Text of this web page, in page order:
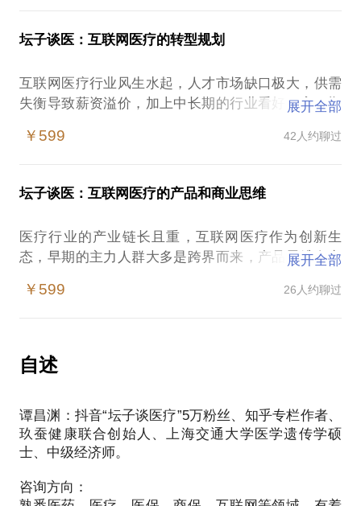
我们先来对比下中美医改模式：
用改革的办法在破除以药养医、完善医保支付制度、
开展分级诊疗等方面迈出更大步伐。
美国“3P”模式：整合患者（Patient）、医生及医疗机
动机制，市场面讲的是如何借助医药、医保的方式来
变现医疗资源，以商业化的形式让“利益输送”转变
成“阳光化收入”，达到“合法收入、多方共赢”的新生态
系统，这就是国家政策导向上的“顶层设计”。
1、医疗改革：区域医疗信息化、互联网医疗、互联网
医院、慢病管理等。
流、DTP药房等。
3、医疗保险：医保控费、支付方式改革、DRG、DIP
坛子谈医：互联网医疗的转型规划
互联网医疗行业风生水起，人才市场缺口极大，供需
失衡导致薪资溢价，加上中长期的行业看好，窗口期
传统行业人才：想转型互联网、大健康，针对岗位要
求的“互联网”背景，如何转型？如何在现有的知识结
点？
互联网行业人才：想转型互联网医疗，针对岗位要求
的“医疗”背景，如何短平快的补足行业知识短板？
猎聘专家、互联网医疗创始人、医药供应链全岗位管
理轮岗
向。
展开全部
￥599 42人约聊过
坛子谈医：互联网医疗的产品和商业思维
医疗行业的产业链长且重，互联网医疗作为创新生
态，早期的主力人群大多是跨界而来，产品思维向商
传统医疗行业的参与方包括2B、2C两端，2B对应医
2C视角：打通患者健康链条，抢夺稀缺的优质医生资
源。伴随着对医疗行业的了解和医改进入深水区的政
2B视角：医院、政府、医药企业乃至商业保险公司，
才是医疗行业整个产业链中当下最重要一环，是变现
的资源来源、也是变现的商业途径，医改所谓的“路径
依赖”。
展开全部
￥599 26人约聊过
自述
谭昌渊：抖音“坛子谈医疗”5万粉丝、知乎专栏作者、
玖蚕健康联合创始人、上海交通大学医学遗传学硕
士、中级经济师。
咨询方向：